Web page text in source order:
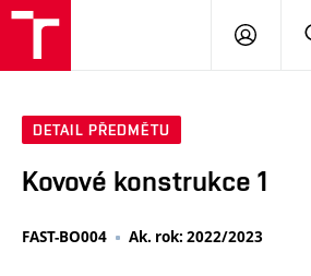
DETAIL PŘEDMĚTU
Kovové konstrukce 1
FAST-BO004 Ak. rok: 2022/2023